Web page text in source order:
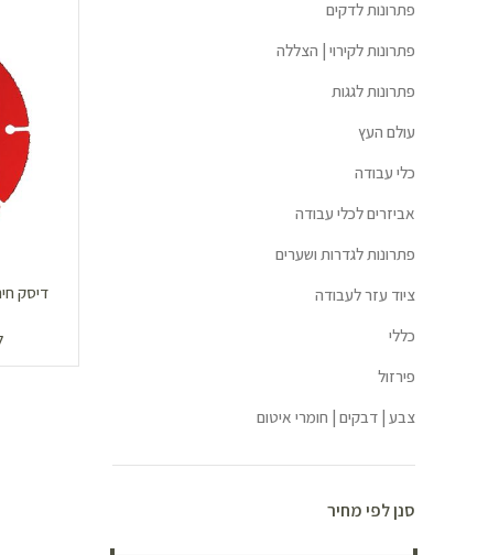
פתרונות לדקים
פתרונות לקירוי | הצללה
פתרונות לגגות
עולם העץ
כלי עבודה
אביזרים לכלי עבודה
פתרונות לגדרות ושערים
ציוד עזר לעבודה
כללי
פירזול
צבע | דבקים | חומרי איטום
סנן לפי מחיר